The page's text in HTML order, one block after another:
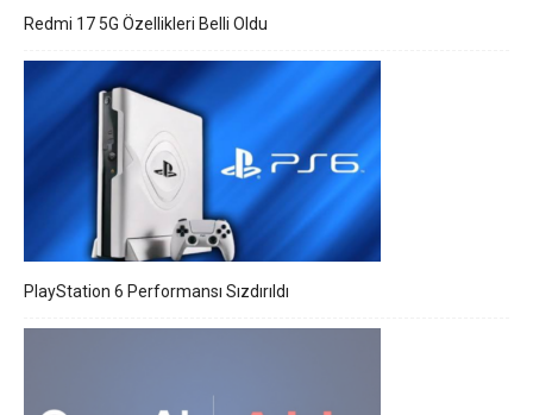
Redmi 17 5G Özellikleri Belli Oldu
PlayStation 6 Performansı Sızdırıldı